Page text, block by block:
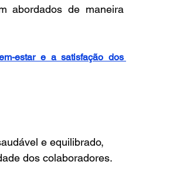
abordados de maneira
estar e a satisfação dos
e equilibrado,
dos colaboradores.